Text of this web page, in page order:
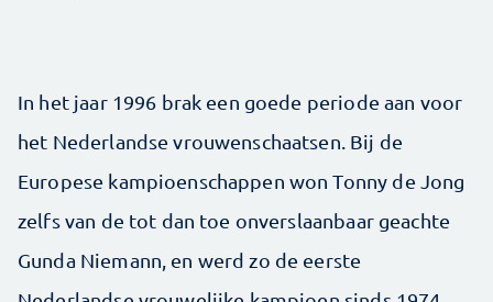
In het jaar 1996 brak een goede periode aan voor
het Nederlandse vrouwenschaatsen. Bij de
Europese kampioenschappen won Tonny de Jong
zelfs van de tot dan toe onverslaanbaar geachte
Gunda Niemann, en werd zo de eerste